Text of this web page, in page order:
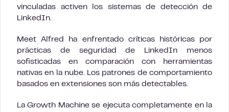
vinculadas activen los sistemas de detección de
LinkedIn.
Meet Alfred ha enfrentado críticas históricas por
prácticas de seguridad de LinkedIn menos
sofisticadas en comparación con herramientas
nativas en la nube. Los patrones de comportamiento
basados en extensiones son más detectables.
La Growth Machine se ejecuta completamente en la